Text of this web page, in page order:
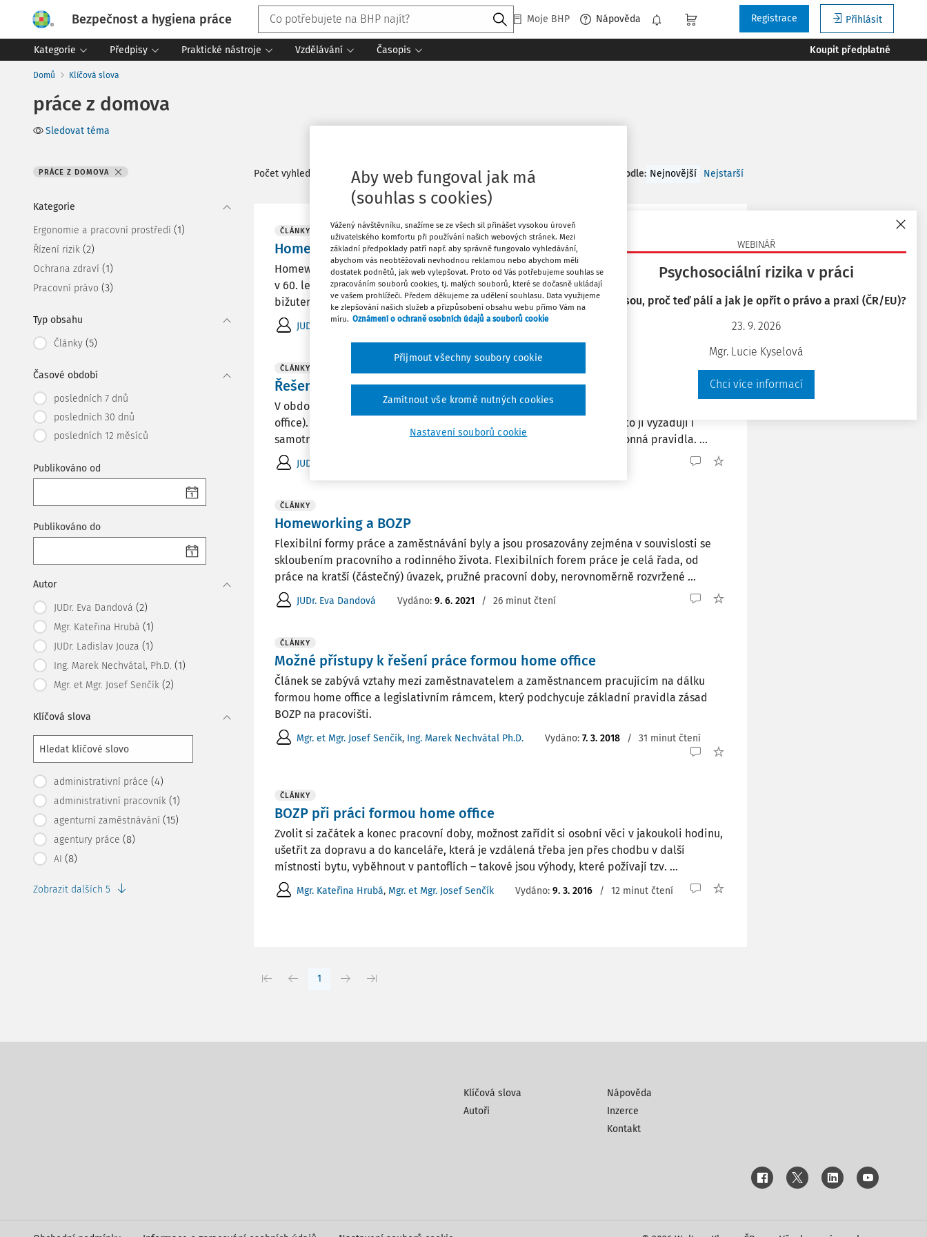
Bezpečnost a hygiena práce Moje BHP Nápověda Přihlásit
Registrace
Kategorie Předpisy Praktické nástroje Vzdělávání Časopis Koupit předplatné
WEBINÁŘ
Psychosociální rizika v práci
Co jsou, proč teď pálí a jak je opřít o právo a praxi (ČR/EU)?
23. 9. 2026
Mgr. Lucie Kyselová
Chci více informací
Domů Klíčová slova
práce z domova
Sledovat téma
PRÁCE Z DOMOVA
Kategorie
Ergonomie a pracovní prostředí (1)
Řízení rizik (2)
Ochrana zdraví (1)
Pracovní právo (3)
Typ obsahu
Články (5)
Časové období
posledních 7 dnů
posledních 30 dnů
posledních 12 měsíců
Publikováno od
Publikováno do
Autor
JUDr. Eva Dandová (2)
Mgr. Kateřina Hrubá (1)
JUDr. Ladislav Jouza (1)
Ing. Marek Nechvátal, Ph.D. (1)
Mgr. et Mgr. Josef Senčík (2)
Klíčová slova
administrativní práce (4)
administrativní pracovník (1)
agenturní zaměstnávání (15)
agentury práce (8)
AI (8)
Zobrazit dalších 5
Počet vyhledaných dokumentů:5 Řadit podle: Nejnovější Nejstarší
ČLÁNKY
Homeworking a teleworking z pohledu BOZP
Homeworking je anglický výraz pro trvalou práci z domova. V České republice byl znám již
v 60. letech 20. století, kdy hojně pracovali z domova zaměstnanci, kteří vyráběli
bižuterii...
JUDr. Eva Dandová 12. 10. 2022
ČLÁNKY
Řešení úrazů vzniklých při home office
V období virové pandemie zaměstnavatelé často uplatňovali práci z domova (home
office). Tato forma pracovního zapojení se rozšířila i v současnosti, často ji vyžadují i
samotní zaměstnanci. Při obtížné situaci nelze však zapomínat na zákonná pravidla. ...
JUDr. Ladislav Jouza
ČLÁNKY
Homeworking a BOZP
Flexibilní formy práce a zaměstnávání byly a jsou prosazovány zejména v souvislosti se
skloubením pracovního a rodinného života. Flexibilních forem práce je celá řada, od
práce na kratší (částečný) úvazek, pružné pracovní doby, nerovnoměrně rozvržené ...
JUDr. Eva Dandová Vydáno: 9. 6. 2021 / 26 minut čtení
ČLÁNKY
Možné přístupy k řešení práce formou home office
Článek se zabývá vztahy mezi zaměstnavatelem a zaměstnancem pracujícím na dálku
formou home office a legislativním rámcem, který podchycuje základní pravidla zásad
BOZP na pracovišti.
Mgr. et Mgr. Josef Senčík, Ing. Marek Nechvátal Ph.D. Vydáno: 7. 3. 2018 / 31 minut čtení
ČLÁNKY
BOZP při práci formou home office
Zvolit si začátek a konec pracovní doby, možnost zařídit si osobní věci v jakoukoli hodinu,
ušetřit za dopravu a do kanceláře, která je vzdálená třeba jen přes chodbu v další
místnosti bytu, vyběhnout v pantoflích – takové jsou výhody, které požívají tzv. ...
Mgr. Kateřina Hrubá, Mgr. et Mgr. Josef Senčík Vydáno: 9. 3. 2016 / 12 minut čtení
1
Klíčová slova
Autoři
Nápověda
Inzerce
Kontakt
Aby web fungoval jak má
(souhlas s cookies)
Vážený návštěvníku, snažíme se ze všech sil přinášet vysokou úroveň
uživatelského komfortu při používání našich webových stránek. Mezi
základní předpoklady patří např. aby správně fungovalo vyhledávání,
abychom vás neobtěžovali nevhodnou reklamou nebo abychom měli
dostatek podnětů, jak web vylepšovat. Proto od Vás potřebujeme souhlas se
zpracováním souborů cookies, tj. malých souborů, které se dočasně ukládají
ve vašem prohlížeči. Předem děkujeme za udělení souhlasu. Data využijeme
ke zlepšování našich služeb a přizpůsobení obsahu webu přímo Vám na
míru. Oznámení o ochraně osobních údajů a souborů cookie
Nastavení souborů cookie
Zamítnout vše kromě nutných cookies
Přijmout všechny soubory cookie